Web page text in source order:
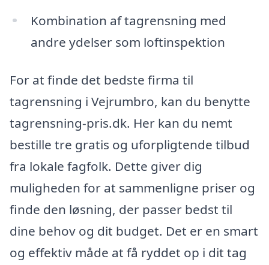
Kombination af tagrensning med
andre ydelser som loftinspektion
For at finde det bedste firma til
tagrensning i Vejrumbro, kan du benytte
tagrensning-pris.dk. Her kan du nemt
bestille tre gratis og uforpligtende tilbud
fra lokale fagfolk. Dette giver dig
muligheden for at sammenligne priser og
finde den løsning, der passer bedst til
dine behov og dit budget. Det er en smart
og effektiv måde at få ryddet op i dit tag